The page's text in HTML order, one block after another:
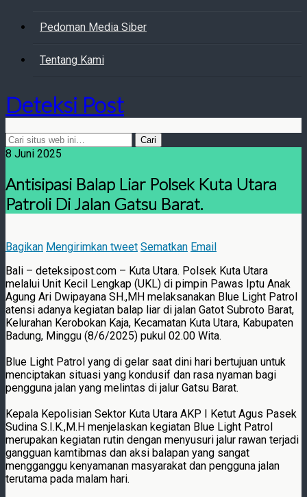
Pedoman Media Siber
Tentang Kami
Deteksi Post
8 Juni 2025
Antisipasi Balap Liar Polsek Kuta Utara
Patroli Di Jalan Gatsu Barat.
Bagikan Mengirimkan tweet Sematkan Email
Bali – deteksipost.com – Kuta Utara. Polsek Kuta Utara
melalui Unit Kecil Lengkap (UKL) di pimpin Pawas Iptu Anak
Agung Ari Dwipayana SH.,MH melaksanakan Blue Light Patrol
atensi adanya kegiatan balap liar di jalan Gatot Subroto Barat,
Kelurahan Kerobokan Kaja, Kecamatan Kuta Utara, Kabupaten
Badung, Minggu (8/6/2025) pukul 02.00 Wita.
Blue Light Patrol yang di gelar saat dini hari bertujuan untuk
menciptakan situasi yang kondusif dan rasa nyaman bagi
pengguna jalan yang melintas di jalur Gatsu Barat.
Kepala Kepolisian Sektor Kuta Utara AKP I Ketut Agus Pasek
Sudina S.I.K.,M.H menjelaskan kegiatan Blue Light Patrol
merupakan kegiatan rutin dengan menyusuri jalur rawan terjadi
gangguan kamtibmas dan aksi balapan yang sangat
mengganggu kenyamanan masyarakat dan pengguna jalan
terutama pada malam hari.